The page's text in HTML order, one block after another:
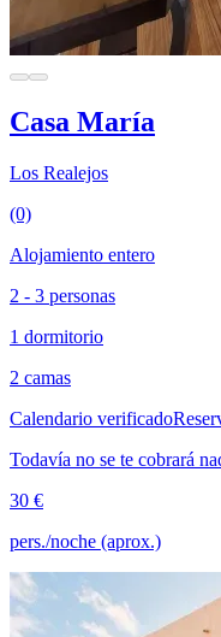
Casa María
Los Realejos
(0)
Alojamiento entero
2 - 3 personas
1 dormitorio
2 camas
Calendario verificado
Todavía no se te cobrará
30 €
pers./noche (aprox.)